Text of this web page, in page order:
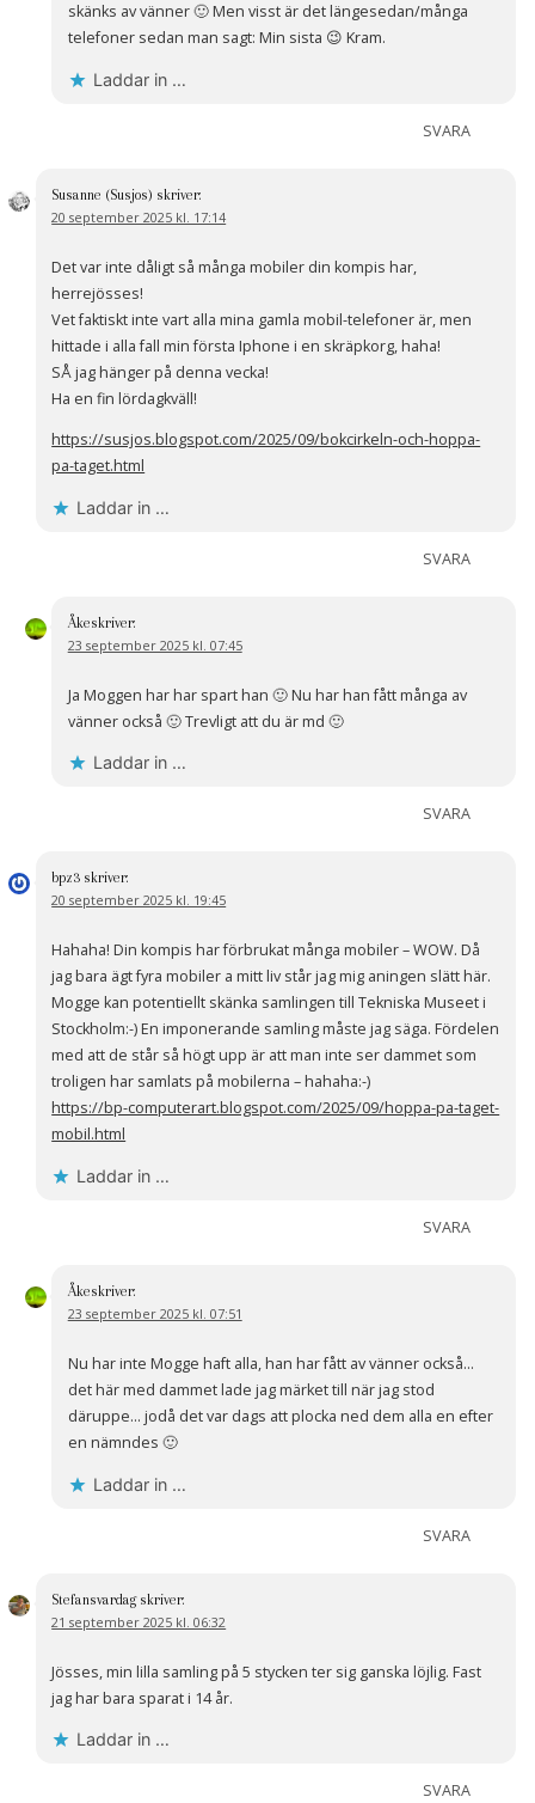
skänks av vänner 🙂 Men visst är det längesedan/många
telefoner sedan man sagt: Min sista 😉 Kram.
Laddar in …
SVARA
Susanne (Susjos) skriver:
20 september 2025 kl. 17:14
Det var inte dåligt så många mobiler din kompis har,
herrejösses!
Vet faktiskt inte vart alla mina gamla mobil-telefoner är, men
hittade i alla fall min första Iphone i en skräpkorg, haha!
SÅ jag hänger på denna vecka!
Ha en fin lördagkväll!
https://susjos.blogspot.com/2025/09/bokcirkeln-och-hoppa-
pa-taget.html
Laddar in …
SVARA
Åkeskriver:
23 september 2025 kl. 07:45
Ja Moggen har har spart han 🙂 Nu har han fått många av
vänner också 🙂 Trevligt att du är md 🙂
Laddar in …
SVARA
bpz3 skriver:
20 september 2025 kl. 19:45
Hahaha! Din kompis har förbrukat många mobiler – WOW. Då
jag bara ägt fyra mobiler a mitt liv står jag mig aningen slätt här.
Mogge kan potentiellt skänka samlingen till Tekniska Museet i
Stockholm:-) En imponerande samling måste jag säga. Fördelen
med att de står så högt upp är att man inte ser dammet som
troligen har samlats på mobilerna – hahaha:-)
https://bp-computerart.blogspot.com/2025/09/hoppa-pa-taget-
mobil.html
Laddar in …
SVARA
Åkeskriver:
23 september 2025 kl. 07:51
Nu har inte Mogge haft alla, han har fått av vänner också…
det här med dammet lade jag märket till när jag stod
däruppe… jodå det var dags att plocka ned dem alla en efter
en nämndes 🙂
Laddar in …
SVARA
Stefansvardag skriver:
21 september 2025 kl. 06:32
Jösses, min lilla samling på 5 stycken ter sig ganska löjlig. Fast
jag har bara sparat i 14 år.
Laddar in …
SVARA